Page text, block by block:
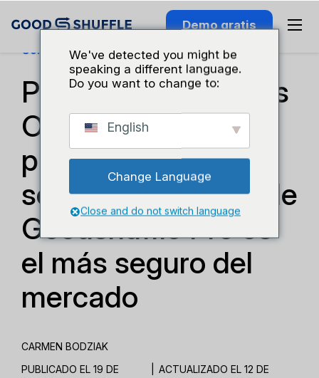
Demo gratis
Conocimiento Del Sector
Por qué QuickBooks
Online para
profesionales del
sector de eventos de
Goodshuffle Pro es
el más seguro del
mercado
CARMEN BODZIAK
PUBLICADO EL 19 DE
ACTUALIZADO EL 12 DE
We've detected you might be
speaking a different language.
Do you want to change to:
English
Change Language
Close and do not switch language